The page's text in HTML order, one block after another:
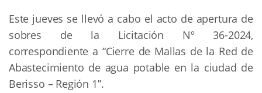
Este jueves se llevó a cabo el acto de apertura de
sobres de la Licitación Nº 36-2024,
correspondiente a “Cierre de Mallas de la Red de
Abastecimiento de agua potable en la ciudad de
Berisso – Región 1”.